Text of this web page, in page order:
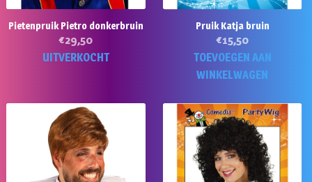
Pietenpruik Pietro donkerbruin
€29,50
UITVERKOCHT
Pruik Katja bruin
€15,50
TOEVOEGEN AAN
WINKELWAGEN